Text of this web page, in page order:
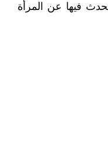
فيها عن المرأة